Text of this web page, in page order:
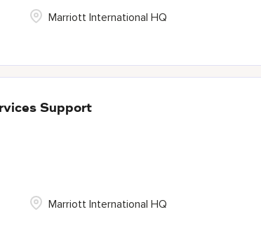
Marriott International HQ
Support
Marriott International HQ